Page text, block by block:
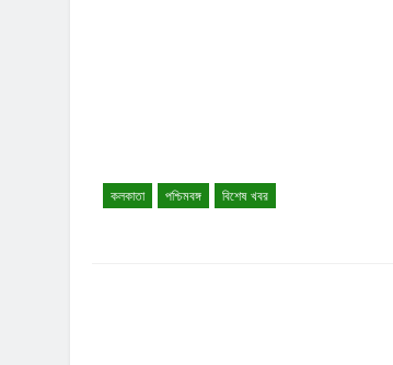
কলকাতা পশ্চিমবঙ্গ বিশেষ খবর